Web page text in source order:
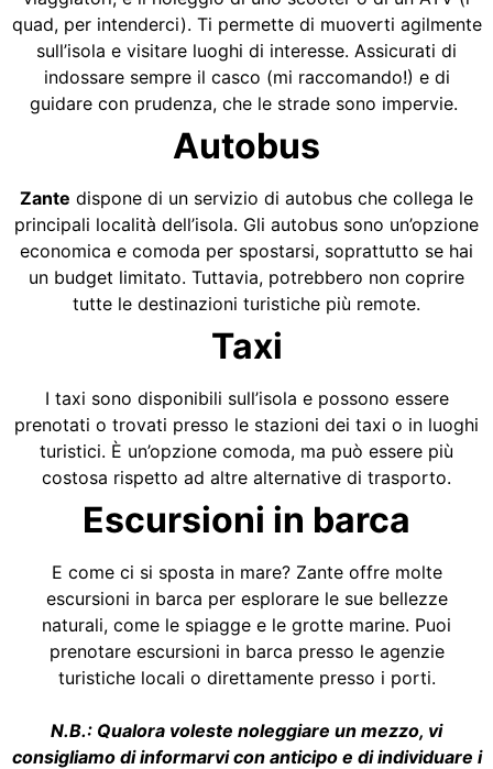
quad, per intenderci). Ti permette di muoverti agilmente
sull’isola e visitare luoghi di interesse. Assicurati di
indossare sempre il casco (mi raccomando!) e di
guidare con prudenza, che le strade sono impervie.
Autobus
Zante dispone di un servizio di autobus che collega le
principali località dell’isola. Gli autobus sono un’opzione
economica e comoda per spostarsi, soprattutto se hai
un budget limitato. Tuttavia, potrebbero non coprire
tutte le destinazioni turistiche più remote.
Taxi
I taxi sono disponibili sull’isola e possono essere
prenotati o trovati presso le stazioni dei taxi o in luoghi
turistici. È un’opzione comoda, ma può essere più
costosa rispetto ad altre alternative di trasporto.
Escursioni in barca
E come ci si sposta in mare? Zante offre molte
escursioni in barca per esplorare le sue bellezze
naturali, come le spiagge e le grotte marine. Puoi
prenotare escursioni in barca presso le agenzie
turistiche locali o direttamente presso i porti.
N.B.: Qualora voleste noleggiare un mezzo, vi
consigliamo di informarvi con anticipo e di individuare i